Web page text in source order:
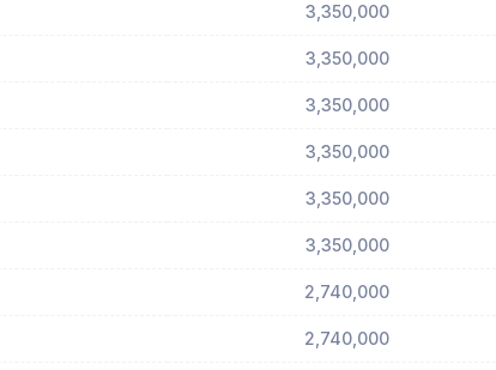
3,350,000
3,350,000
3,350,000
3,350,000
3,350,000
3,350,000
2,740,000
2,740,000